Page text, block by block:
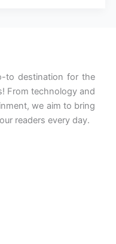
to destination for the
From technology and
we aim to bring
readers every day.